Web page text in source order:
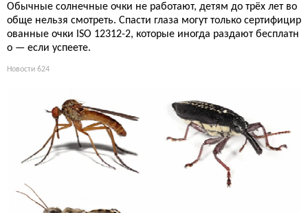
Обычные солнечные очки не работают, детям до трёх лет во
обще нельзя смотреть. Спасти глаза могут только сертифицир
ованные очки ISO 12312-2, которые иногда раздают бесплатн
о — если успеете.
Новости 624